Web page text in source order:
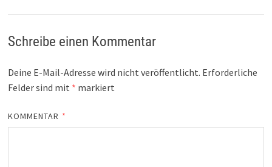
Schreibe einen Kommentar
Deine E-Mail-Adresse wird nicht veröffentlicht. Erforderliche
Felder sind mit * markiert
KOMMENTAR *